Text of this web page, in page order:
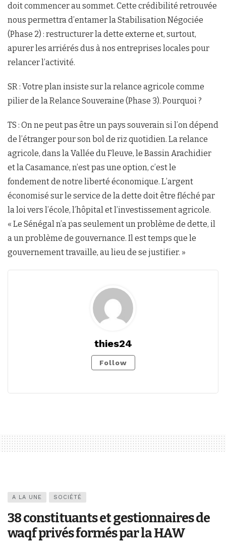
doit commencer au sommet. Cette crédibilité retrouvée
nous permettra d’entamer la Stabilisation Négociée
(Phase 2) : restructurer la dette externe et, surtout,
apurer les arriérés dus à nos entreprises locales pour
relancer l’activité.
SR : Votre plan insiste sur la relance agricole comme
pilier de la Relance Souveraine (Phase 3). Pourquoi ?
TS : On ne peut pas être un pays souverain si l’on dépend
de l’étranger pour son bol de riz quotidien. La relance
agricole, dans la Vallée du Fleuve, le Bassin Arachidier
et la Casamance, n’est pas une option, c’est le
fondement de notre liberté économique. L’argent
économisé sur le service de la dette doit être fléché par
la loi vers l’école, l’hôpital et l’investissement agricole.
« Le Sénégal n’a pas seulement un problème de dette, il
a un problème de gouvernance. Il est temps que le
gouvernement travaille, au lieu de se justifier. »
thies24
Follow
A LA UNE SOCIÉTÉ
‎38 constituants et gestionnaires de
waqf privés formés par la HAW